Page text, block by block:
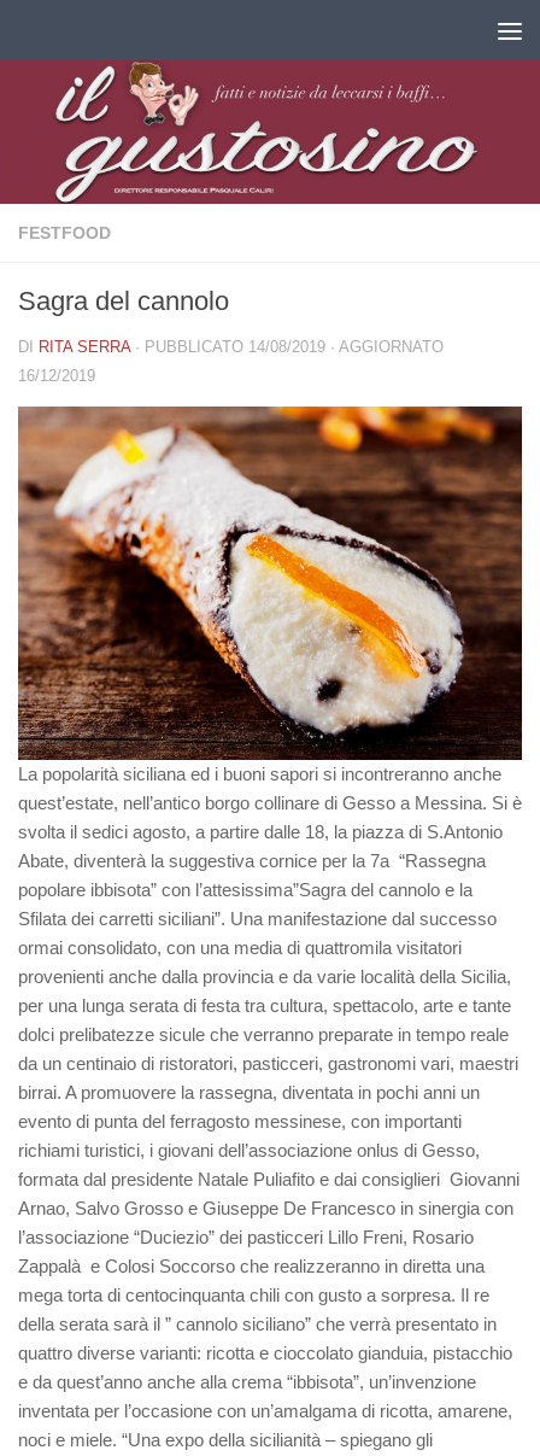
FESTFOOD
Sagra del cannolo
DI RITA SERRA · PUBBLICATO 14/08/2019 · AGGIORNATO
16/12/2019
La popolarità siciliana ed i buoni sapori si incontreranno anche
quest’estate, nell’antico borgo collinare di Gesso a Messina. Si è
svolta il sedici agosto, a partire dalle 18, la piazza di S.Antonio
Abate, diventerà la suggestiva cornice per la 7a “Rassegna
popolare ibbisota” con l’attesissima”Sagra del cannolo e la
Sfilata dei carretti siciliani”. Una manifestazione dal successo
ormai consolidato, con una media di quattromila visitatori
provenienti anche dalla provincia e da varie località della Sicilia,
per una lunga serata di festa tra cultura, spettacolo, arte e tante
dolci prelibatezze sicule che verranno preparate in tempo reale
da un centinaio di ristoratori, pasticceri, gastronomi vari, maestri
birrai. A promuovere la rassegna, diventata in pochi anni un
evento di punta del ferragosto messinese, con importanti
richiami turistici, i giovani dell’associazione onlus di Gesso,
formata dal presidente Natale Puliafito e dai consiglieri Giovanni
Arnao, Salvo Grosso e Giuseppe De Francesco in sinergia con
l’associazione “Duciezio” dei pasticceri Lillo Freni, Rosario
Zappalà e Colosi Soccorso che realizzeranno in diretta una
mega torta di centocinquanta chili con gusto a sorpresa. Il re
della serata sarà il ” cannolo siciliano” che verrà presentato in
quattro diverse varianti: ricotta e cioccolato gianduia, pistacchio
e da quest’anno anche alla crema “ibbisota”, un’invenzione
inventata per l’occasione con un’amalgama di ricotta, amarene,
noci e miele. “Una expo della sicilianità – spiegano gli